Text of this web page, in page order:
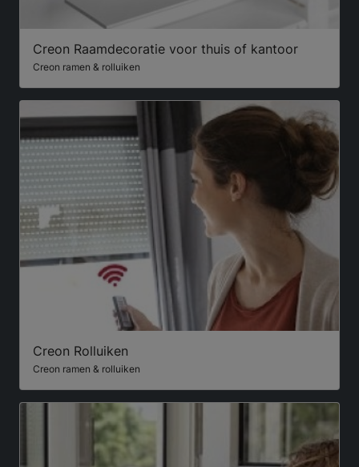
Creon Raamdecoratie voor thuis of kantoor
Creon ramen & rolluiken
Creon Rolluiken
Creon ramen & rolluiken